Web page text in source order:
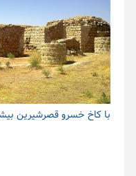
با کاخ خسرو قصرشیرین